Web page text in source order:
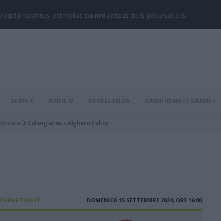
regalai ispantus: est mellus scumiti apitzus de is giòvunus o is…
SERIE C SERIE D ECCELLENZA CAMPIONATI SARDI
Andata Calangianus - Alghero Calcio
DOMENICA 15 SETTEMBRE 2024, ORE 16:00